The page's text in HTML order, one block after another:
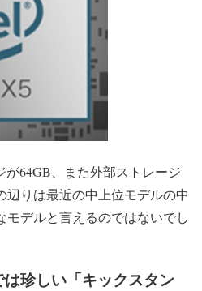
が64GB、また外部ストレージ
辺りは最近の中上位モデルの中
モデルと言えるのではないでし
珍しい「キックスタン